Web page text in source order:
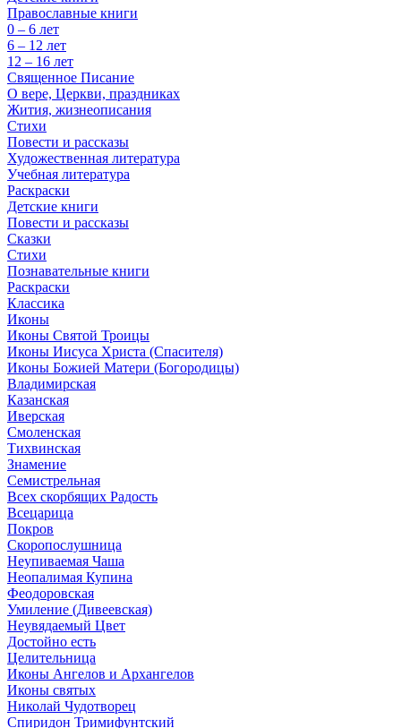
Православные книги
0 – 6 лет
6 – 12 лет
12 – 16 лет
Священное Писание
О вере, Церкви, праздниках
Жития, жизнеописания
Стихи
Повести и рассказы
Художественная литература
Учебная литература
Раскраски
Детские книги
Повести и рассказы
Сказки
Стихи
Познавательные книги
Раскраски
Классика
Иконы
Иконы Святой Троицы
Иконы Иисуса Христа (Спасителя)
Иконы Божией Матери (Богородицы)
Владимирская
Казанская
Иверская
Смоленская
Тихвинская
Знамение
Семистрельная
Всех скорбящих Радость
Всецарица
Покров
Скоропослушница
Неупиваемая Чаша
Неопалимая Купина
Феодоровская
Умиление (Дивеевская)
Неувядаемый Цвет
Достойно есть
Целительница
Иконы Ангелов и Архангелов
Иконы святых
Николай Чудотворец
Спиридон Тримифунтский